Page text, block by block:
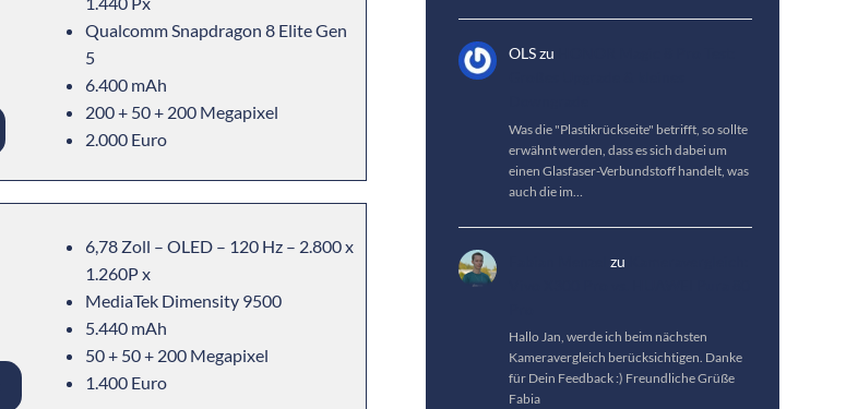
Qualcomm Snapdragon 8 Elite Gen
5
6.400 mAh
200 + 50 + 200 Megapixel
2.000 Euro
6,78 Zoll – OLED – 120 Hz – 2.800 x
1.260P x
MediaTek Dimensity 9500
5.440 mAh
50 + 50 + 200 Megapixel
1.400 Euro
OLSzu
Was die "Plastikrückseite" betrifft, so sollte
erwähnt werden, dass es sich dabei um
einen Glasfaser-Verbundstoff handelt, was
auch die im…
zu
Hallo Jan, werde ich beim nächsten
Kameravergleich berücksichtigen. Danke
für Dein Feedback :) Freundliche Grüße
Fabia